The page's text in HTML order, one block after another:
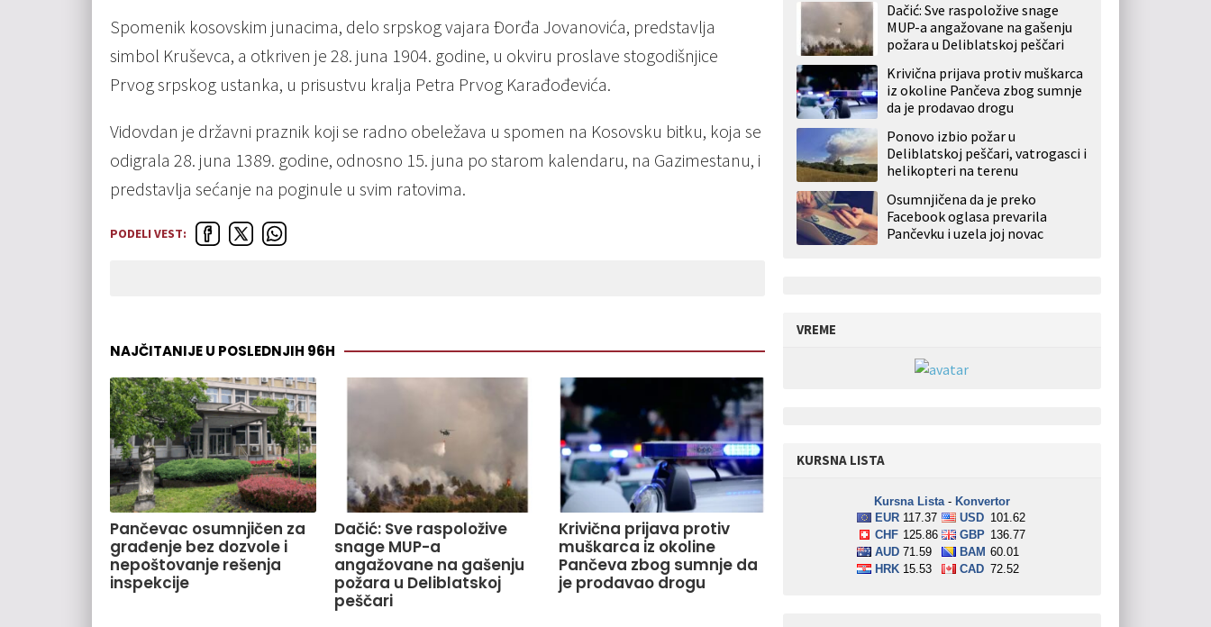
Spomenik kosovskim junacima, delo srpskog vajara Ðorđa Jovanovića, predstavlja
simbol Kruševca, a otkriven je 28. juna 1904. godine, u okviru proslave stogodišnjice
Prvog srpskog ustanka, u prisustvu kralja Petra Prvog Karađođevića.
Vidovdan je državni praznik koji se radno obeležava u spomen na Kosovsku bitku, koja se
odigrala 28. juna 1389. godine, odnosno 15. juna po starom kalendaru, na Gazimestanu, i
predstavlja sećanje na poginule u svim ratovima.
PODELI VEST:
NAJČITANIJE U POSLEDNJIH 96H
Pančevac osumnjičen za
građenje bez dozvole i
nepoštovanje rešenja
inspekcije
Dačić: Sve raspoložive
snage MUP-a
angažovane na gašenju
požara u Deliblatskoj
peščari
Krivična prijava protiv
muškarca iz okoline
Pančeva zbog sumnje da
je prodavao drogu
Dačić: Sve raspoložive snage
MUP-a angažovane na gašenju
požara u Deliblatskoj peščari
Krivična prijava protiv muškarca
iz okoline Pančeva zbog sumnje
da je prodavao drogu
Ponovo izbio požar u
Deliblatskoj peščari, vatrogasci i
helikopteri na terenu
Osumnjičena da je preko
Facebook oglasa prevarila
Pančevku i uzela joj novac
VREME
KURSNA LISTA